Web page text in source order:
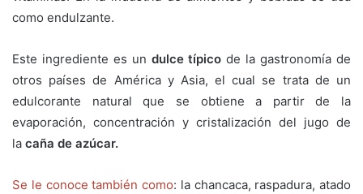
como endulzante.
Este ingrediente es un dulce típico de la gastronomía de
otros países de América y Asia, el cual se trata de un
edulcorante natural que se obtiene a partir de la
evaporación, concentración y cristalización del jugo de
la caña de azúcar.
Se le conoce también como: la chancaca, raspadura, atado